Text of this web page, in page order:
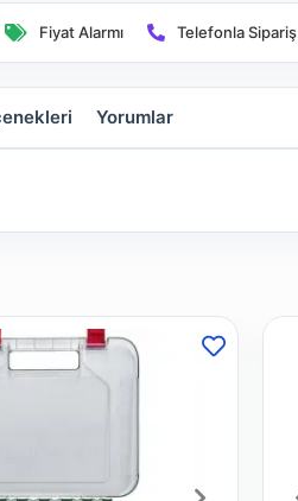
Fiyat Alarmı Telefonla Sipariş
Yorumlar